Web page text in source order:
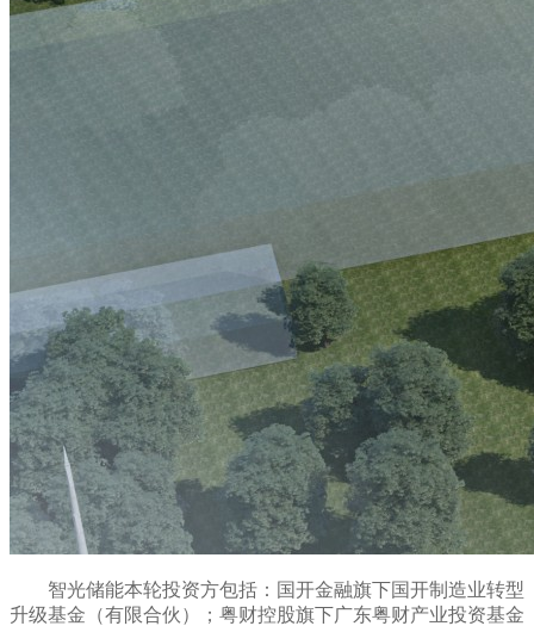
智光储能本轮投资方包括：国开金融旗下国开制造业转型
升级基金（有限合伙）；粤财控股旗下广东粤财产业投资基金